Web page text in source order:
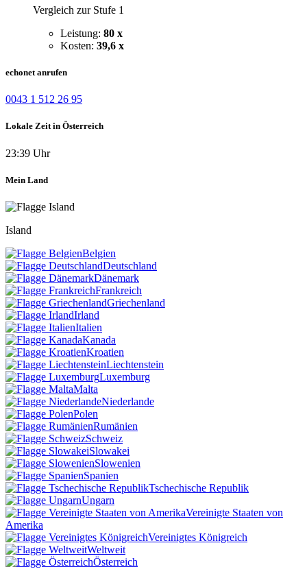
Vergleich zur Stufe 1
Leistung: 80 x
Kosten: 39,6 x
echonet anrufen
0043 1 512 26 95
Lokale Zeit in Österreich
23:39 Uhr
Mein Land
Island
Belgien
Deutschland
Dänemark
Frankreich
Griechenland
Irland
Italien
Kanada
Kroatien
Liechtenstein
Luxemburg
Malta
Niederlande
Polen
Rumänien
Schweiz
Slowakei
Slowenien
Spanien
Tschechische Republik
Ungarn
Vereinigte Staaten von
Amerika
Vereinigtes Königreich
Weltweit
Österreich